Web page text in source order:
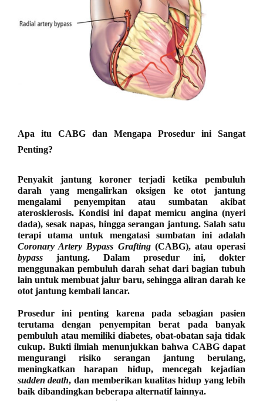
Apa itu CABG dan Mengapa Prosedur ini Sangat
Penting?
Penyakit jantung koroner terjadi ketika pembuluh
darah yang mengalirkan oksigen ke otot jantung
mengalami penyempitan atau sumbatan akibat
aterosklerosis. Kondisi ini dapat memicu angina (nyeri
dada), sesak napas, hingga serangan jantung. Salah satu
terapi utama untuk mengatasi sumbatan ini adalah
Coronary Artery Bypass Grafting(CABG), atau operasi
bypass jantung. Dalam prosedur ini, dokter
menggunakan pembuluh darah sehat dari bagian tubuh
lain untuk membuat jalur baru, sehingga aliran darah ke
otot jantung kembali lancar.
Prosedur ini penting karena pada sebagian pasien
terutama dengan penyempitan berat pada banyak
pembuluh atau memiliki diabetes, obat-obatan saja tidak
cukup. Bukti ilmiah menunjukkan bahwa CABG dapat
mengurangi risiko serangan jantung berulang,
meningkatkan harapan hidup, mencegah kejadian
sudden death, dan memberikan kualitas hidup yang lebih
baik dibandingkan beberapa alternatif lainnya.